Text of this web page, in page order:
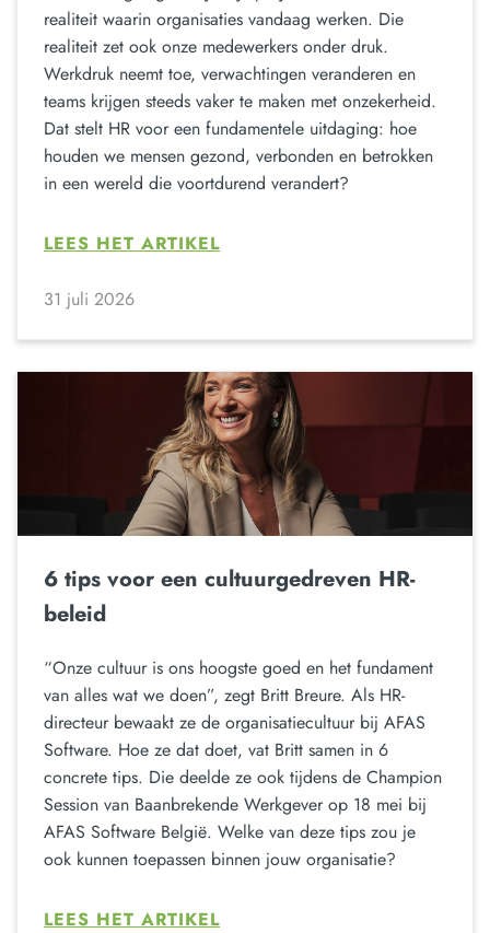
realiteit waarin organisaties vandaag werken. Die
realiteit zet ook onze medewerkers onder druk.
Werkdruk neemt toe, verwachtingen veranderen en
teams krijgen steeds vaker te maken met onzekerheid.
Dat stelt HR voor een fundamentele uitdaging: hoe
houden we mensen gezond, verbonden en betrokken
in een wereld die voortdurend verandert?
LEES HET ARTIKEL
31 juli 2026
6 tips voor een cultuurgedreven HR-
beleid
“Onze cultuur is ons hoogste goed en het fundament
van alles wat we doen”, zegt Britt Breure. Als HR-
directeur bewaakt ze de organisatiecultuur bij AFAS
Software. Hoe ze dat doet, vat Britt samen in 6
concrete tips. Die deelde ze ook tijdens de Champion
Session van Baanbrekende Werkgever op 18 mei bij
AFAS Software België. Welke van deze tips zou je
ook kunnen toepassen binnen jouw organisatie?
LEES HET ARTIKEL